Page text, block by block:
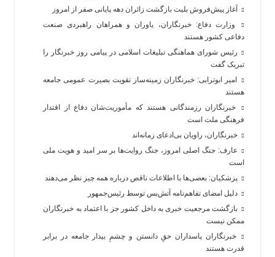
آغاز پیش‌فروش بلیت بازگشت زائران دهه پایانی صفر از امروز
وزارت دفاع: خبرنگاران، یاوران و همراهان راهبردی صنعت
دفاعی کشور هستند
رئیس شورای هماهنگی تبلیغات اسلامی در پیامی روز خبرنگار را
تبریک گفت
امیر ابوترابی: خبرنگاران زمینه‌ساز تقویت بصیرت عمومی جامعه
هستند
خبرنگاران رزمندگانی هستند که مأموریت‌شان دفاع از اقتدار
فرهنگی ملت است
خبرنگاران، راویان بی‌ادعای زمانه‌اند
عارف: جنگ اصلی امروز، جنگ روایت‌ها بر سر امید و هویت ملی
است
پزشکیان: بعضی‌ها با اطلاعات ناقص درباره همه چیز نظر می‌دهند
دلیل امضای تفاهم‌نامه آتش‌بس توسط رئیس‌جمهور
بازگشت مرجعیت خبری به داخل کشور جز با اعتماد به خبرنگاران
ممکن نیست
‏خبرنگاران پاسداران حقِ دانستن و چشمِ بیدار جامعه در برابر
قدرت هستند